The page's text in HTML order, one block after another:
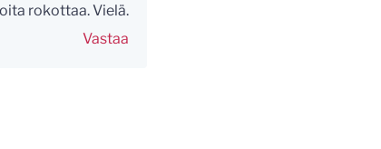
rokottaa. Vielä.
Vastaa